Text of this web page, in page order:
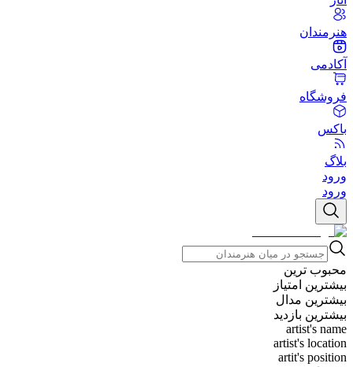
هنرمندان
آکادمی
فروشگاه
باکس
بلاگ
ورود
ورود
محبوب ترین
بیشترین امتیاز
بیشترین مدال
بیشترین بازدید
artist's name
artist's location
artit's position